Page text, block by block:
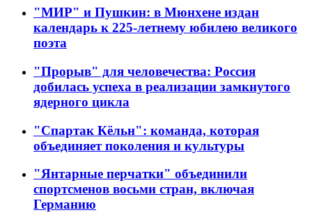
"МИР" и Пушкин: в Мюнхене издан
календарь к 225-летнему юбилею великого
поэта
"Прорыв" для человечества: Россия
добилась успеха в реализации замкнутого
ядерного цикла
"Спартак Кёльн": команда, которая
объединяет поколения и культуры
"Янтарные перчатки" объединили
спортсменов восьми стран, включая
Германию